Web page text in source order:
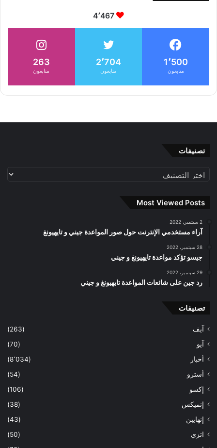
4٬467
1٬500
متابعون
2٬704
متابعون
263
متابعون
تصنيفات
تصنيفات
Most Viewed Posts
2 سبتمبر، 2022
آراء مستخدمي الإنترنت حول صور المواعدة جيني و تايهيونغ
28 سبتمبر، 2022
جيسو تؤكد مواعدة تايهيونغ و جيني
29 سبتمبر، 2022
رد جين على شائعات المواعدة تايهيونغ و جيني
تصنيفات
آيف
(263)
آيو
(70)
أخبار
(8٬034)
أسترو
(54)
إكسو
(106)
إنميكس
(38)
إنهايبن
(43)
اتزي
(50)